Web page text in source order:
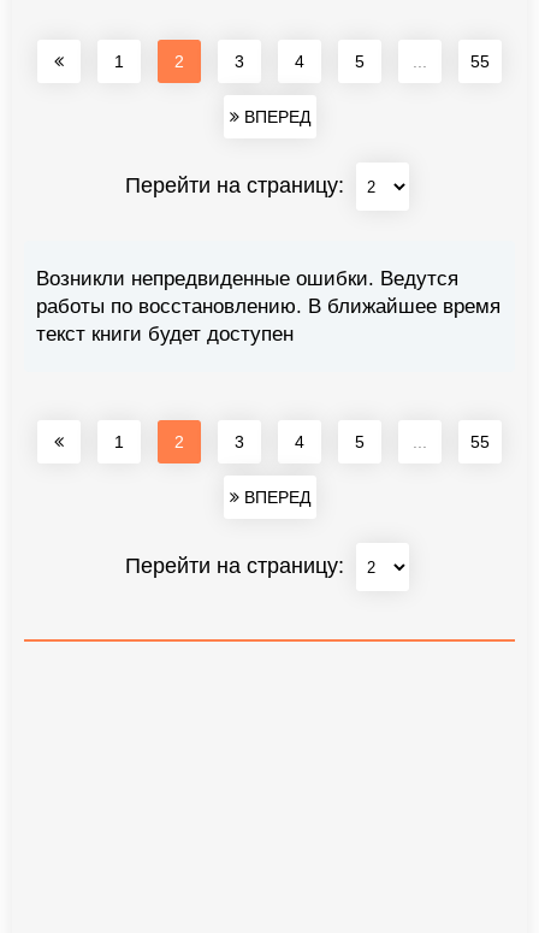
1 2 3 4 5 55
ВПЕРЕД
Перейти на страницу:
Возникли непредвиденные ошибки. Ведутся
работы по восстановлению. В ближайшее время
текст книги будет доступен
1 2 3 4 5 55
ВПЕРЕД
Перейти на страницу: